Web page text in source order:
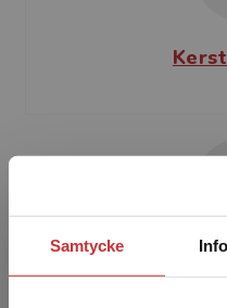
Samtycke